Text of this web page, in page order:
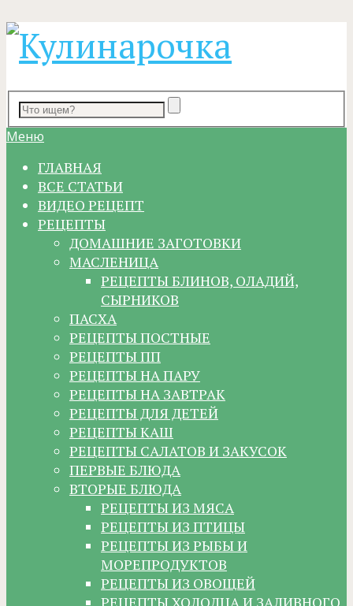
Меню
ГЛАВНАЯ
ВСЕ СТАТЬИ
ВИДЕО РЕЦЕПТ
РЕЦЕПТЫ
ДОМАШНИЕ ЗАГОТОВКИ
МАСЛЕНИЦА
РЕЦЕПТЫ БЛИНОВ, ОЛАДИЙ,
СЫРНИКОВ
ПАСХА
РЕЦЕПТЫ ПОСТНЫЕ
РЕЦЕПТЫ ПП
РЕЦЕПТЫ НА ПАРУ
РЕЦЕПТЫ НА ЗАВТРАК
РЕЦЕПТЫ ДЛЯ ДЕТЕЙ
РЕЦЕПТЫ КАШ
РЕЦЕПТЫ САЛАТОВ И ЗАКУСОК
ПЕРВЫЕ БЛЮДА
ВТОРЫЕ БЛЮДА
РЕЦЕПТЫ ИЗ МЯСА
РЕЦЕПТЫ ИЗ ПТИЦЫ
РЕЦЕПТЫ ИЗ РЫБЫ И
МОРЕПРОДУКТОВ
РЕЦЕПТЫ ИЗ ОВОЩЕЙ
РЕЦЕПТЫ ХОЛОДЦА И ЗАЛИВНОГО